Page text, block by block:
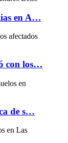
en A…
con los…
de s…